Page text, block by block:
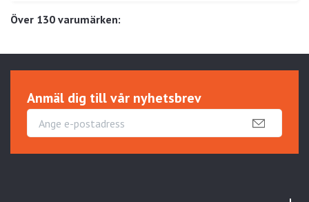
Över 130 varumärken:
Anmäl dig till vår nyhetsbrev